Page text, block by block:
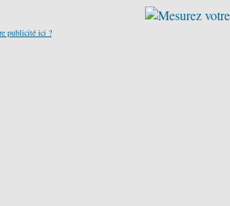
publicité ici ?